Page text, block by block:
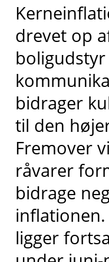
drevet op
bidrager
til den
Fremover
råvarer
bidrage
ligger